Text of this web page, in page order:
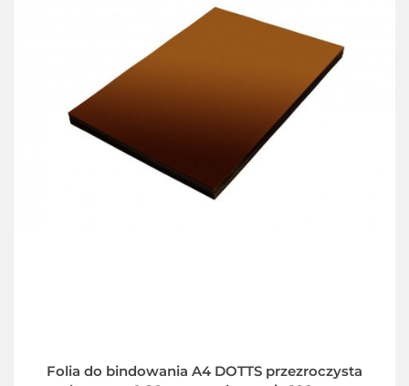
Folia do bindowania A4 DOTTS przezroczysta